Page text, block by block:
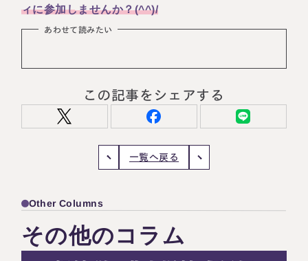
東京都港区南青山一丁目2番6号
ラティス青山スクエア2階
Access
ィに参加しませんか？(^^)/
あわせて読みたい
この記事をシェアする
一覧へ戻る
Other Columns
その他のコラム